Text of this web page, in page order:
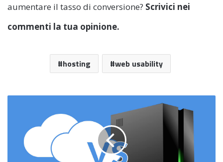
aumentare il tasso di conversione? Scrivici nei
commenti la tua opinione.
hosting web usability